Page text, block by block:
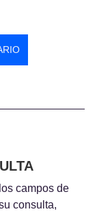
campos de
consulta,